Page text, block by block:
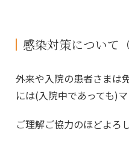
感染対策について
外来や入院の患者さまは
には(入院中であっても)
ご理解ご協力のほどよろ